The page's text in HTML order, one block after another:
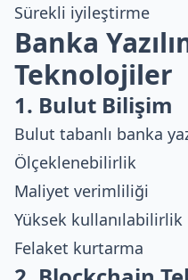
Sürekli iyileştirme
Banka
Teknolojiler
1. Bulut Bilişim
Bulut tabanlı banka
Ölçeklenebilirlik
Maliyet verimliliği
Yüksek kullanılabilirlik
Felaket kurtarma